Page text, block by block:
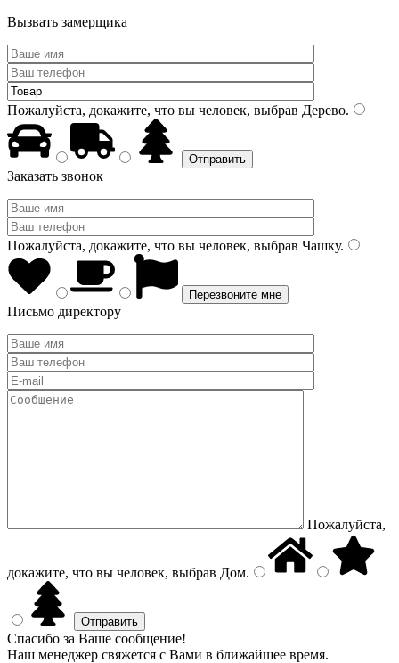
Вызвать замерщика
Пожалуйста, докажите, что вы человек, выбрав Дерево.
Заказать звонок
Пожалуйста, докажите, что вы человек, выбрав Чашку.
Письмо директору
Пожалуйста,
докажите, что вы человек, выбрав Дом.
Спасибо за Ваше сообщение!
Наш менеджер свяжется с Вами в ближайшее время.